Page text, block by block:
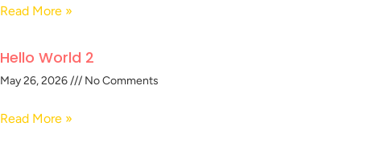
Read More »
Hello World 2
May 26, 2026 No Comments
Read More »